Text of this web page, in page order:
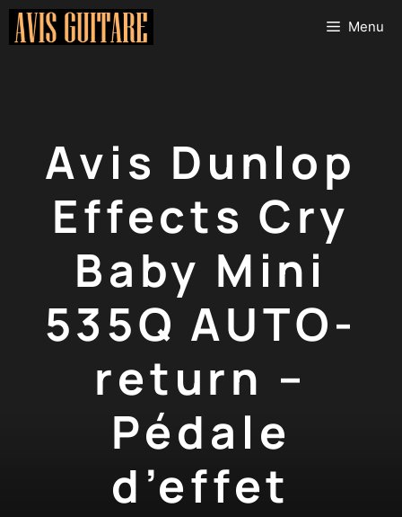
Aller
Menu
Avis Dunlop
Effects Cry
Baby Mini
535Q AUTO-
return –
Pédale
d’effet